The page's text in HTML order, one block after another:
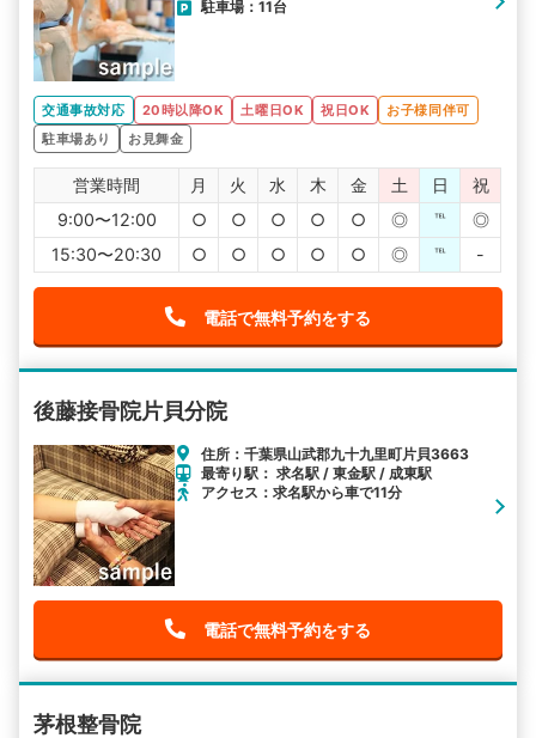
駐車場：11台
交通事故対応 20時以降OK 土曜日OK 祝日OK
お子様同伴可
駐車場あり
お見舞金
営業時間 月 火 水 木 金 土 日
祝
9:00〜12:00
○ ○ ○ ○ ○ ◎ ℡
◎
15:30〜20:30
○ ○ ○ ○ ○ ◎ ℡ -
電話で無料予約をする
後藤接骨院片貝分院
住所：千葉県山武郡九十九里町片貝3663
最寄り駅： 求名駅 / 東金駅 / 成東駅
アクセス：求名駅から車で11分
電話で無料予約をする
茅根整骨院